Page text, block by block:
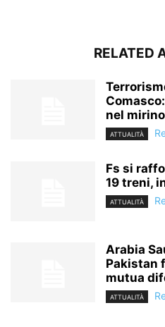
RELATED
nel mirino
ATTUALITÀ
Fs si
19 treni,
ATTUALITÀ
Arabia
Pakistan
mutua
ATTUALITÀ